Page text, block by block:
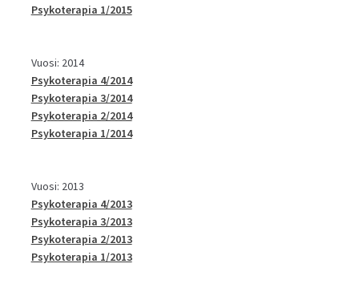
Psykoterapia 1/2015
Vuosi: 2014
Psykoterapia 4/2014
Psykoterapia 3/2014
Psykoterapia 2/2014
Psykoterapia 1/2014
Vuosi: 2013
Psykoterapia 4/2013
Psykoterapia 3/2013
Psykoterapia 2/2013
Psykoterapia 1/2013